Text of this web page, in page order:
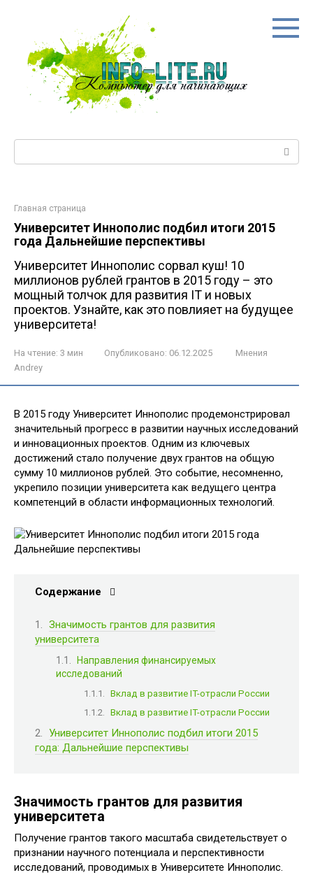
Главная страница
Университет Иннополис подбил итоги 2015
года Дальнейшие перспективы
Университет Иннополис сорвал куш! 10
миллионов рублей грантов в 2015 году – это
мощный толчок для развития IT и новых
проектов. Узнайте, как это повлияет на будущее
университета!
На чтение: 3 мин Опубликовано: 06.12.2025
Мнения
Andrey
В 2015 году Университет Иннополис продемонстрировал
значительный прогресс в развитии научных исследований
и инновационных проектов. Одним из ключевых
достижений стало получение двух грантов на общую
сумму 10 миллионов рублей. Это событие, несомненно,
укрепило позиции университета как ведущего центра
компетенций в области информационных технологий.
Содержание
Значимость грантов для развития
университета
Направления финансируемых
исследований
Вклад в развитие IT-отрасли России
Вклад в развитие IT-отрасли России
Университет Иннополис подбил итоги 2015
года: Дальнейшие перспективы
Значимость грантов для развития
университета
Получение грантов такого масштаба свидетельствует о
признании научного потенциала и перспективности
исследований, проводимых в Университете Иннополис.